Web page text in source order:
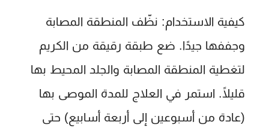
كيفية الاستخدام: نظّف المنطقة المصابة
وجففها جيدًا. ضع طبقة رقيقة من الكريم
لتغطية المنطقة المصابة والجلد المحيط بها
قليلًا. استمر في العلاج للمدة الموصى بها
(عادة من أسبوعين إلى أربعة أسابيع) حتى